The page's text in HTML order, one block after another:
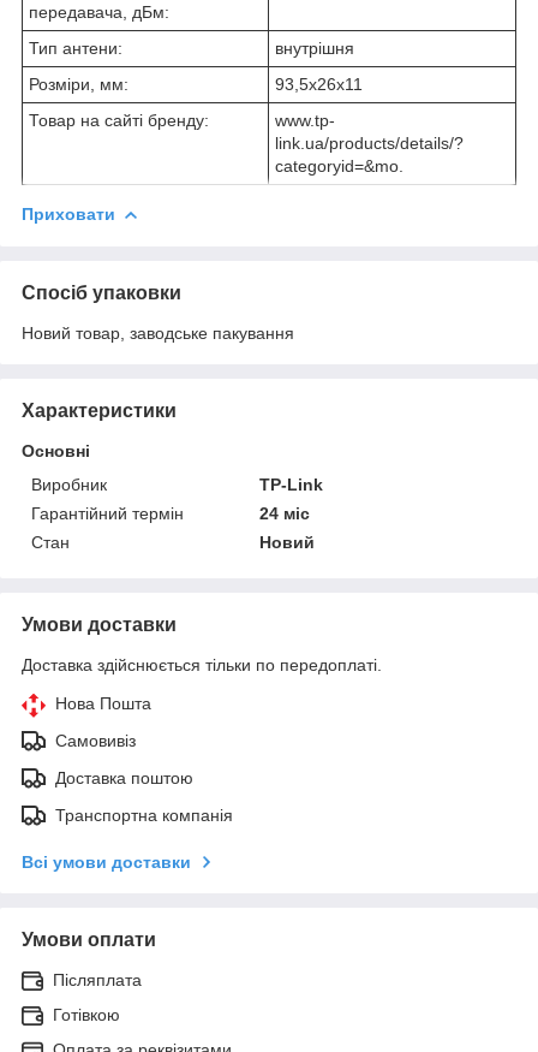
передавача, дБм:
Тип антени:
внутрішня
Розміри, мм:
93,5x26x11
Товар на сайті бренду:
www.tp-
link.ua/products/details/?
categoryid=&mo.
Приховати
Спосіб упаковки
Новий товар, заводське пакування
Характеристики
Основні
Виробник
TP-Link
Гарантійний термін
24 міс
Стан
Новий
Умови доставки
Доставка здійснюється тільки по передоплаті.
Нова Пошта
Самовивіз
Доставка поштою
Транспортна компанія
Всі умови доставки
Умови оплати
Післяплата
Готівкою